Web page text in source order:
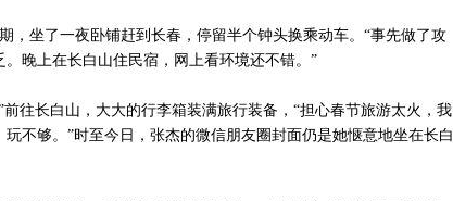
，坐了一夜卧铺赶到长春，停留半个钟头换乘动车。“事先做了攻
晚上在长白山住民宿，网上看环境还不错。”
往长白山，大大的行李箱装满旅行装备，“担心春节旅游太火，我
不够。”时至今日，张杰的微信朋友圈封面仍是她惬意地坐在长白